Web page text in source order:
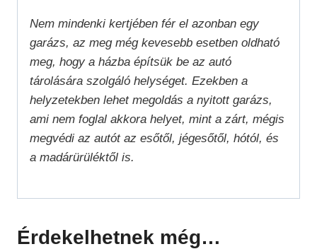
Nem mindenki kertjében fér el azonban egy
garázs, az meg még kevesebb esetben oldható
meg, hogy a házba építsük be az autó
tárolására szolgáló helységet. Ezekben a
helyzetekben lehet megoldás a nyitott garázs,
ami nem foglal akkora helyet, mint a zárt, mégis
megvédi az autót az esőtől, jégesőtől, hótól, és
a madárürüléktől is.
Érdekelhetnek még…